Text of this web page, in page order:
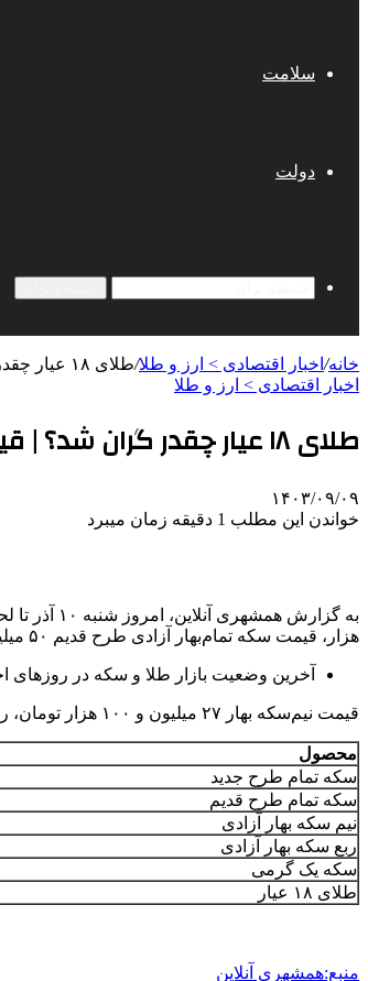
سلامت
دولت
خانه/ اخبار اقتصادی > ارز و طلا/طلای ۱۸ عیار چقدر گران شد؟ | قیمت جدید انواع سکه و طلا در بازار
اخبار اقتصادی > ارز و طلا
طلای ۱۸ عیار چقدر گران شد؟ | قیمت جدید انواع سکه و طلا در بازار
۱۴۰۳/۰۹/۰۹
خواندن این مطلب 1 دقیقه زمان میبرد
هزار، قیمت سکه تمام‌بهار آزادی طرح قدیم ۵۰ میلیون و ۳۰۰ هزار تومان، قیمت سکه تمام‌بهار آزادی طرح جدید نیز ۵۲ میلیون و ۴۵۰ هزار تومان است.
آخرین وضعیت بازار طلا و سکه در روزهای
قیمت نیم‌سکه بهار ۲۷ میلیون و ۱۰۰ هزار تومان، ربع سکه بهار آزادی ۱۷ میلیون و ۱۰۰ هزار تومان و سکه یک‌ گرمی ۸ میلیون و ۱۰۰ هزار تومان تعیین شده است.
محصول
سکه تمام طرح جدید
سکه تمام طرح قدیم
نیم سکه بهار آزادی
ربع سکه بهار آزادی
سکه یک گرمی
طلای ۱۸ عیار
منبع:همشهری آنلاین